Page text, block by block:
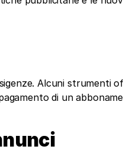
Alcuni strumenti
di un